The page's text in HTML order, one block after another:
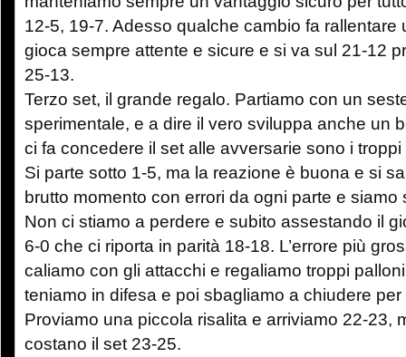
12-5, 19-7. Adesso qualche cambio fa rallentare
gioca sempre attente e sicure e si va sul 21-12
25-13.
Terzo set, il grande regalo. Partiamo con un
sperimentale, e a dire il vero sviluppa anche un
ci fa concedere il set alle avversarie sono i
Si parte sotto 1-5, ma la reazione è buona e si
brutto momento con errori da ogni parte e siamo
Non ci stiamo a perdere e subito assestando il
6-0 che ci riporta in parità 18-18. L’errore più
caliamo con gli attacchi e regaliamo troppi
teniamo in difesa e poi sbagliamo a chiudere
Proviamo una piccola risalita e arriviamo 22-23,
costano il set 23-25.